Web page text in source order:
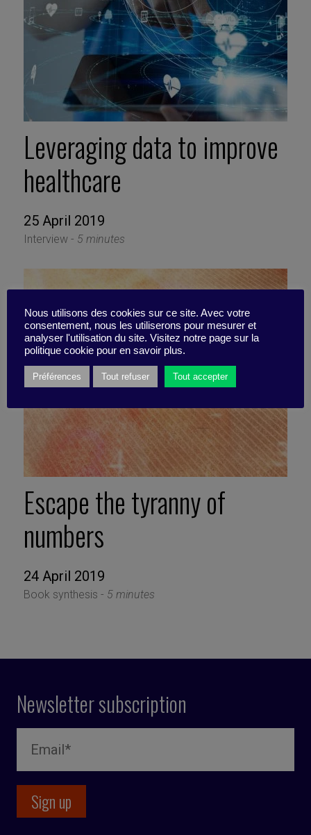
Leveraging data to improve
healthcare
25 April 2019
Interview - 5 minutes
Escape the tyranny of
numbers
24 April 2019
Book synthesis - 5 minutes
Newsletter subscription
Nous utilisons des cookies sur ce site. Avec votre
consentement, nous les utiliserons pour mesurer et
analyser l'utilisation du site. Visitez notre page sur la
politique cookie pour en savoir plus.
Préférences Tout refuser Tout accepter